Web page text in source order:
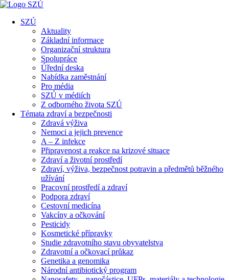
SZÚ
Aktuality
Základní informace
Organizační struktura
Spolupráce
Úřední deska
Nabídka zaměstnání
Pro média
SZÚ v médiích
Z odborného života SZÚ
Témata zdraví a bezpečnosti
Zdravá výživa
Nemoci a jejich prevence
A – Z infekce
Připravenost a reakce na krizové situace
Zdraví a životní prostředí
Zdraví, výživa, bezpečnost potravin a předmětů běžného
užívání
Pracovní prostředí a zdraví
Podpora zdraví
Cestovní medicína
Vakcíny a očkování
Pesticidy
Kosmetické přípravky
Studie zdravotního stavu obyvatelstva
Zdravotní a očkovací průkaz
Genetika a genomika
Národní antibiotický program